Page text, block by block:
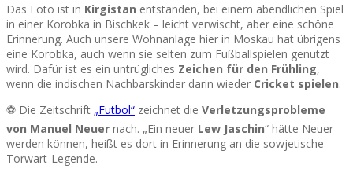
Das Foto ist in Kirgistan entstanden, bei einem abendlichen Spiel
in einer Korobka in Bischkek – leicht verwischt, aber eine schöne
Erinnerung. Auch unsere Wohnanlage hier in Moskau hat übrigens
eine Korobka, auch wenn sie selten zum Fußballspielen genutzt
wird. Dafür ist es ein untrügliches Zeichen für den Frühling,
wenn die indischen Nachbarskinder darin wieder Cricket spielen.
⚽ Die Zeitschrift „Futbol“ zeichnet die Verletzungsprobleme
von Manuel Neuer nach. „Ein neuer Lew Jaschin“ hätte Neuer
werden können, heißt es dort in Erinnerung an die sowjetische
Torwart-Legende.